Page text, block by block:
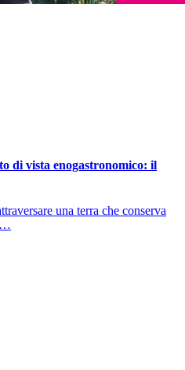
di vista enogastronomico: il
una terra che conserva